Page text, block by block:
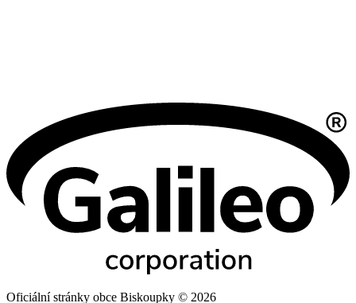
Oficiální stránky obce Biskoupky © 2026